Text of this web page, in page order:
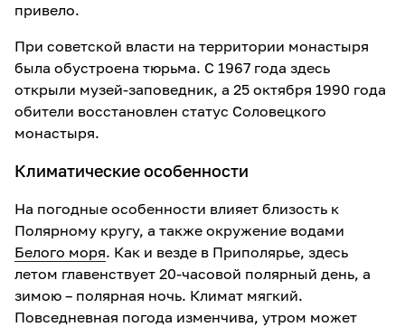
привело.
При советской власти на территории монастыря
была обустроена тюрьма. С 1967 года здесь
открыли музей-заповедник, а 25 октября 1990 года
обители восстановлен статус Соловецкого
монастыря.
Климатические особенности
На погодные особенности влияет близость к
Полярному кругу, а также окружение водами
Белого моря. Как и везде в Приполярье, здесь
летом главенствует 20-часовой полярный день, а
зимою – полярная ночь. Климат мягкий.
Повседневная погода изменчива, утром может